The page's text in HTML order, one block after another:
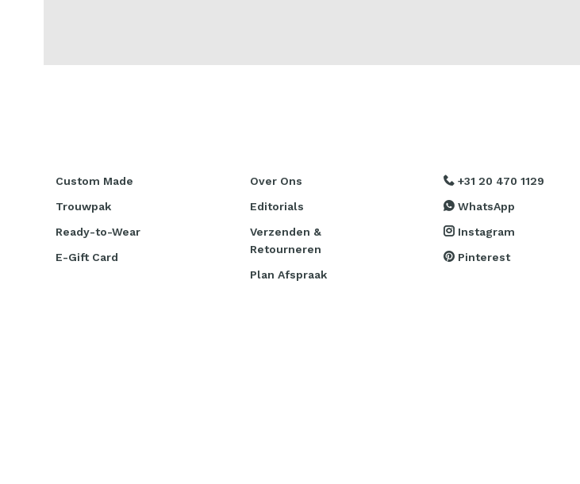
Custom Made
Trouwpak
Ready-to-Wear
E-Gift Card
Over Ons
Editorials
Verzenden &
Retourneren
Plan Afspraak
+31 20 470 1129
WhatsApp
Instagram
Pinterest